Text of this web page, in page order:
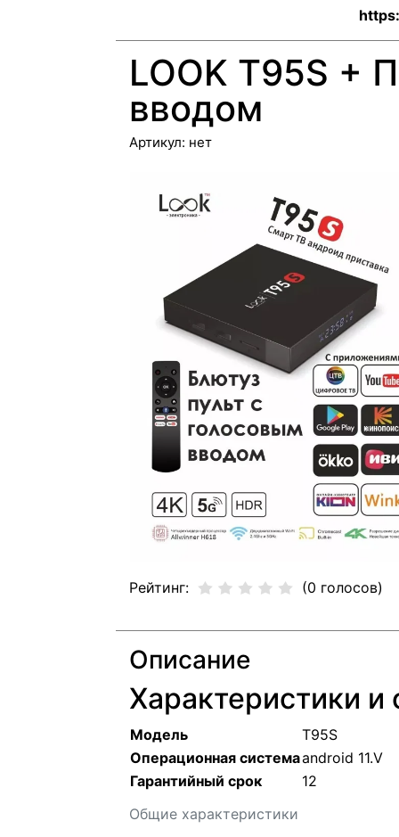
LOOK T95S +
вводом
Артикул: нет
Рейтинг: (0 голосов)
Описание
Характеристики и
Общие характеристики
Модель
T95S
Операционная системаandroid 11.V
Гарантийный срок
12